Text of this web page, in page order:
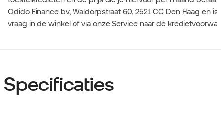
Odido Finance bv, Waldorpstraat 60, 2521 CC Den Haag en
vraag in de winkel of via onze Service naar de
Specificaties